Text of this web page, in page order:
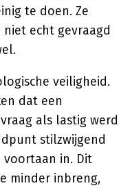
te doen. Ze
echt gevraagd
veiligheid.
dat een
als lastig werd
stilzwijgend
voortaan in. Dit
minder inbreng,